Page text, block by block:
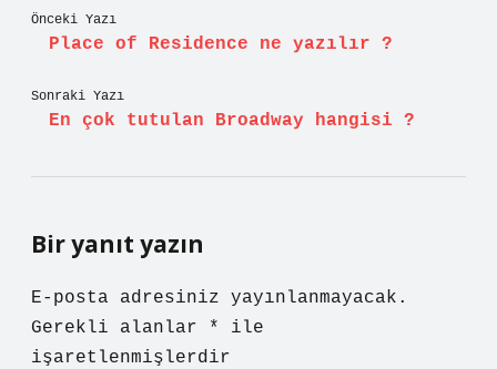
Önceki Yazı
Place of Residence ne yazılır ?
Sonraki Yazı
En çok tutulan Broadway hangisi ?
Bir yanıt yazın
E-posta adresiniz yayınlanmayacak.
Gerekli alanlar
*
ile
işaretlenmişlerdir